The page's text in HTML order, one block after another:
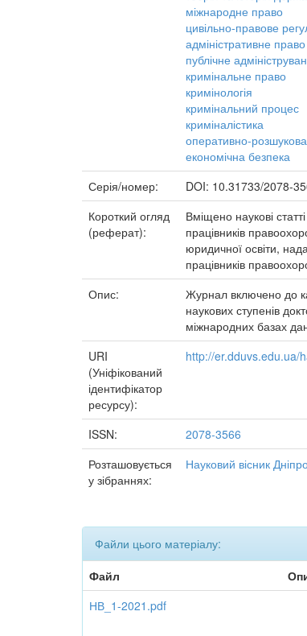
міжнародне право
цивільно-правове
адміністративне
публічне
кримінальне право
кримінологія
кримінальний процес
криміналістика
оперативно-розшукова
економічна безпека
Серія/номер:
DOI: 10.31733/2078-
Короткий огляд
(реферат):
Вміщено наукові
працівників
юридичної освіти,
працівників
Опис:
Журнал включено до
наукових ступенів
міжнародних базах
URI
(Уніфікований
ідентифікатор
ресурсу):
http://er.dduvs.edu.ua/
ISSN:
2078-3566
Розташовується
у зібраннях:
Науковий вісник
Файли цього матеріалу:
Файл
НВ_1-2021.pdf